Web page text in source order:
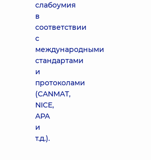
слабоумия
в
соответствии
с
международными
стандартами
и
протоколами
(CANMAT,
NICE,
APA
и
т.д.).